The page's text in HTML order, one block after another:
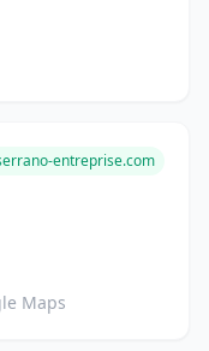
entreprise.com
Maps